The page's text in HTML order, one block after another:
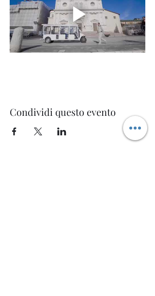
Condividi questo evento